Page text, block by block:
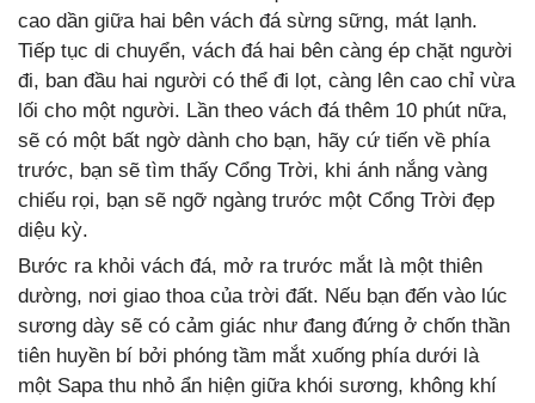
cao dần giữa hai bên vách đá sừng sững, mát lạnh.
Tiếp tục di chuyển, vách đá hai bên càng ép chặt người
đi, ban đầu hai người có thể đi lọt, càng lên cao chỉ vừa
lối cho một người. Lần theo vách đá thêm 10 phút nữa,
sẽ có một bất ngờ dành cho bạn, hãy cứ tiến về phía
trước, bạn sẽ tìm thấy Cổng Trời, khi ánh nắng vàng
chiếu rọi, bạn sẽ ngỡ ngàng trước một Cổng Trời đẹp
diệu kỳ.
Bước ra khỏi vách đá, mở ra trước mắt là một thiên
dường, nơi giao thoa của trời đất. Nếu bạn đến vào lúc
sương dày sẽ có cảm giác như đang đứng ở chốn thần
tiên huyền bí bởi phóng tầm mắt xuống phía dưới là
một Sapa thu nhỏ ẩn hiện giữa khói sương, không khí